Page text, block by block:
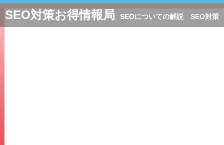
SEO対策お得情報局 SEOについての解説 SEO対